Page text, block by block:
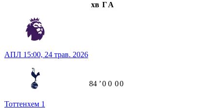
хв ГА
АПЛ 15:00, 24 трав. 2026
Тоттенхем 1
84 ʼ0 0 00